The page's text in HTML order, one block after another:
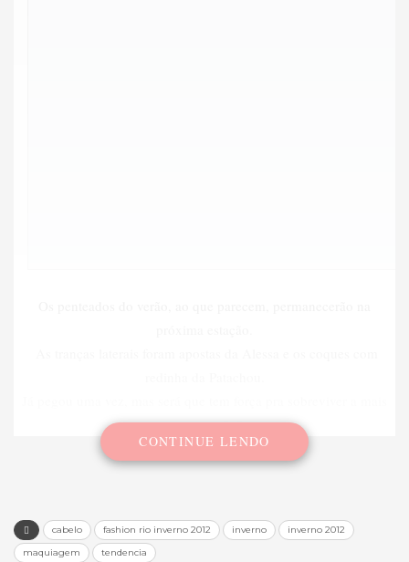
uma estação?
CONTINUE LENDO
cabelo fashion rio inverno 2012 inverno
inverno 2012
maquiagem
tendencia